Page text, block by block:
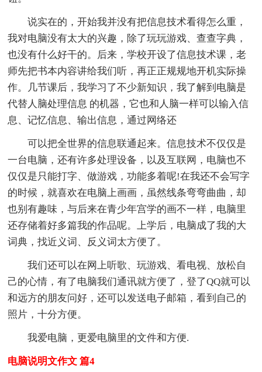
说实在的，开始我并没有把信息技术看得怎么重，
我对电脑没有太大的兴趣，除了玩玩游戏、查查字典，
也没有什么好干的。后来，学校开设了信息技术课，老
师先把书本内容讲给我们听，再正正规规地开机实际操
作。几节课后，我学习了不少新知识，我了解到电脑是
代替人脑处理信息 的机器，它也和人脑一样可以输入信
息、记忆信息、输出信息，通过网络还
可以把全世界的信息联通起来。信息技术不仅仅是
一台电脑，还有许多处理设备，以及互联网，电脑也不
仅仅是只能打字、做游戏，功能多着呢!在我还不会写字
的时候，就喜欢在电脑上画画，虽然线条弯弯曲曲，却
也别有趣味，与后来在青少年宫学的画不一样，电脑里
还存储着好多篇我的作品呢。上学后，电脑成了我的大
词典，找近义词、反义词太方便了。
我们还可以在网上听歌、玩游戏、看电视、放松自
己的心情，有了电脑我们通讯就方便了，登了QQ就可以
和远方的朋友问好，还可以发送电子邮箱，看到自己的
照片，十分方便。
我爱电脑，更爱电脑里的文件和方便.
电脑说明文作文 篇4